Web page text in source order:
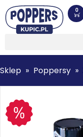
0
Sklep » Poppersy »